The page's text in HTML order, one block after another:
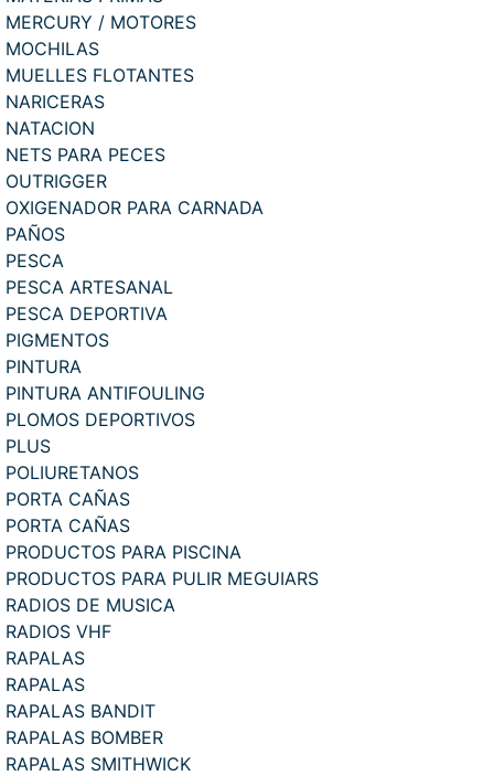
MERCURY / MOTORES
MOCHILAS
MUELLES FLOTANTES
NARICERAS
NATACION
NETS PARA PECES
OUTRIGGER
OXIGENADOR PARA CARNADA
PAÑOS
PESCA
PESCA ARTESANAL
PESCA DEPORTIVA
PIGMENTOS
PINTURA
PINTURA ANTIFOULING
PLOMOS DEPORTIVOS
PLUS
POLIURETANOS
PORTA CAÑAS
PORTA CAÑAS
PRODUCTOS PARA PISCINA
PRODUCTOS PARA PULIR MEGUIARS
RADIOS DE MUSICA
RADIOS VHF
RAPALAS
RAPALAS
RAPALAS BANDIT
RAPALAS BOMBER
RAPALAS SMITHWICK